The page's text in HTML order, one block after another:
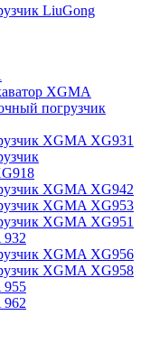
LiuGong
XGMA
погрузчик
XGMA XG931
XGMA XG942
XGMA XG953
XGMA XG951
932
XGMA XG956
XGMA XG958
955
962